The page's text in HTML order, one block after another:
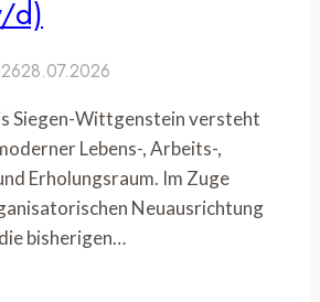
d)
28.07.2026
Siegen-Wittgenstein versteht
Lebens-, Arbeits-,
Erholungsraum. Im Zuge
Neuausrichtung
bisherigen…